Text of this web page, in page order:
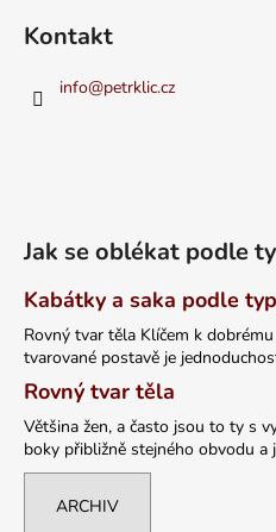
Kontakt
info@petrklic.cz
Jak se oblékat podle
Kabátky a saka podle
Rovný tvar těla Klíčem k
tvarované postavě je
Rovný tvar těla
Většina žen, a často jsou to ty s
boky přibližně stejného obvodu a
ARCHIV